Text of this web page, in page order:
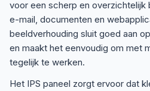
voor een scherp en overzichtelijk
e-mail, documenten en
beeldverhouding sluit goed aan
en maakt het eenvoudig om met
tegelijk te werken.
Het IPS paneel zorgt ervoor dat